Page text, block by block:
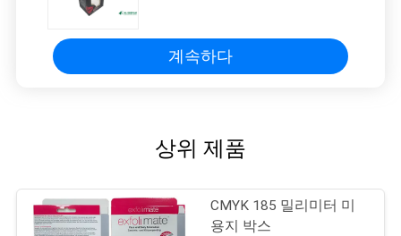
계속하다
상위 제품
CMYK 185 밀리미터 미
용지 박스